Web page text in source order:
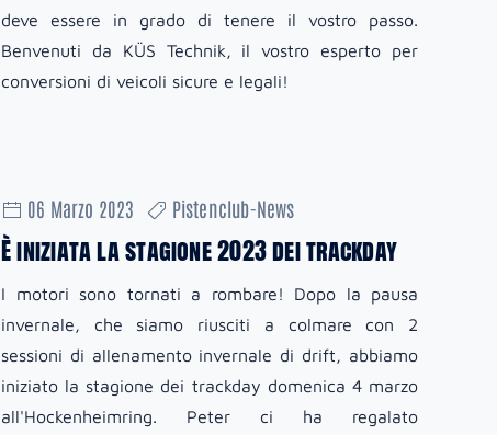
deve essere in grado di tenere il vostro passo.
Benvenuti da KÜS Technik, il vostro esperto per
conversioni di veicoli sicure e legali!
06 Marzo 2023 Pistenclub-News
È iniziata la stagione 2023 dei trackday
I motori sono tornati a rombare! Dopo la pausa
invernale, che siamo riusciti a colmare con 2
sessioni di allenamento invernale di drift, abbiamo
iniziato la stagione dei trackday domenica 4 marzo
all'Hockenheimring. Peter ci ha regalato